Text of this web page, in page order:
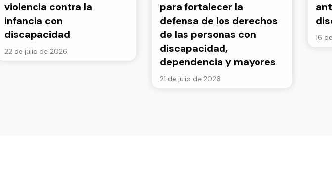
violencia contra la
infancia con
discapacidad
22 de julio de 2026
para fortalecer la
defensa de los derechos
de las personas con
discapacidad,
dependencia y mayores
21 de julio de 2026
16